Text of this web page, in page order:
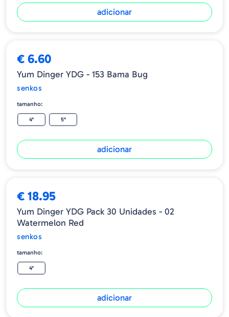
adicionar
€ 6.60
Yum Dinger YDG - 153 Bama Bug
senkos
tamanho:
4" 5"
adicionar
€ 18.95
Yum Dinger YDG Pack 30 Unidades - 02
Watermelon Red
senkos
tamanho:
4"
adicionar